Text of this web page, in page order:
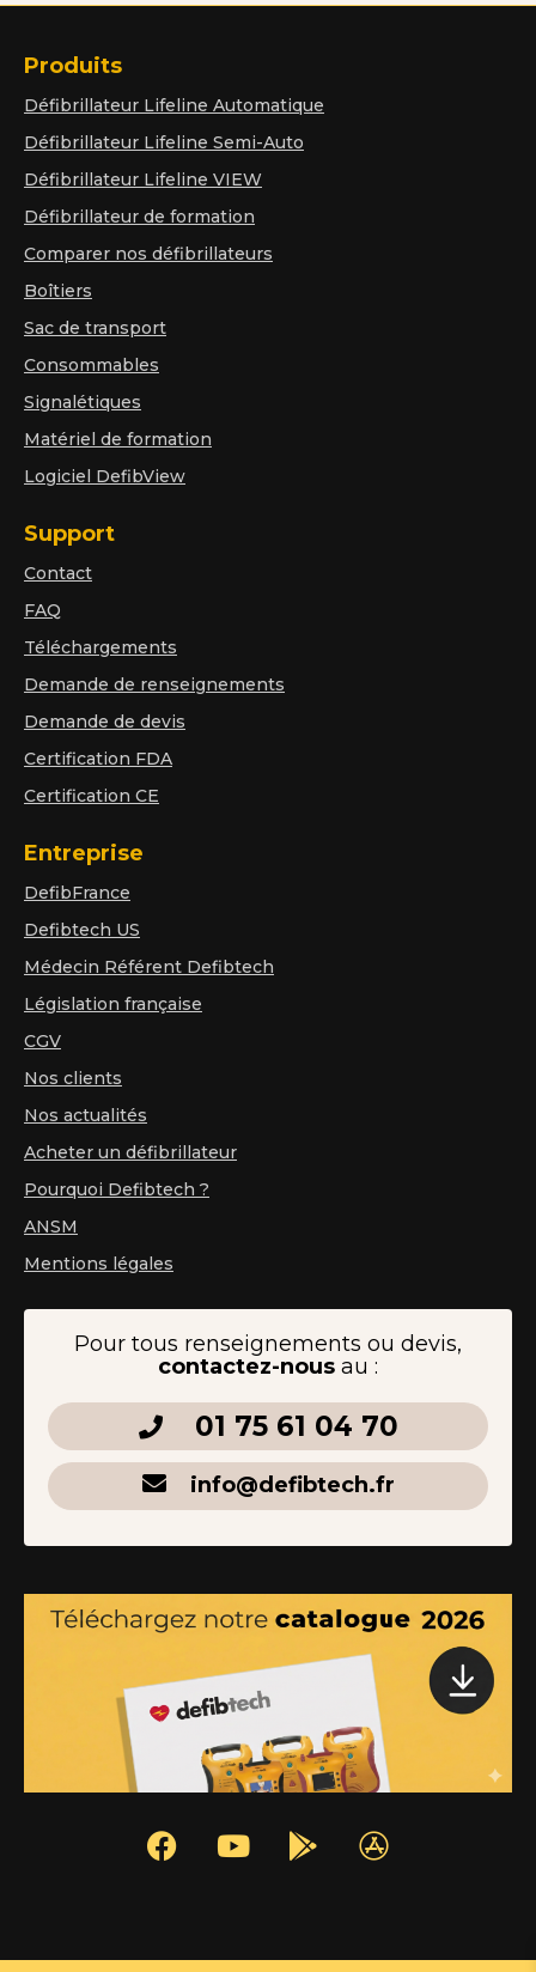
Produits
Défibrillateur Lifeline Automatique
Défibrillateur Lifeline Semi-Auto
Défibrillateur Lifeline VIEW
Défibrillateur de formation
Comparer nos défibrillateurs
Boîtiers
Sac de transport
Consommables
Signalétiques
Matériel de formation
Logiciel DefibView
Support
Contact
FAQ
Téléchargements
Demande de renseignements
Demande de devis
Certification FDA
Certification CE
Entreprise
DefibFrance
Defibtech US
Médecin Référent Defibtech
Législation française
CGV
Nos clients
Nos actualités
Acheter un défibrillateur
Pourquoi Defibtech ?
ANSM
Mentions légales
Pour tous renseignements ou devis,
contactez-nous au :
01 75 61 04 70
info@defibtech.fr